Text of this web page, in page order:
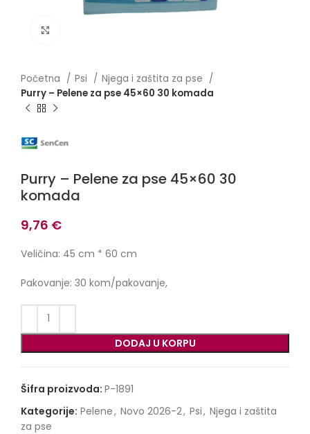
Početna Psi
Njega i zaštita za pse
Purry – Pelene za pse 45×60 30 komada
Purry – Pelene za pse 45×60 30
komada
9,76 €
Veličina: 45 cm * 60 cm
Pakovanje: 30 kom/pakovanje,
DODAJ U KORPU
Šifra proizvoda: P-1891
Kategorije: Pelene, Novo 2026-2, Psi, Njega i zaštita
za pse